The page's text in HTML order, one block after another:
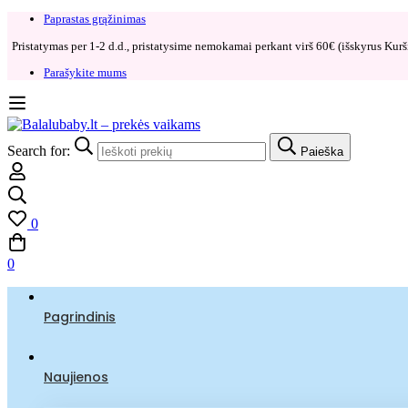
Paprastas grąžinimas​
Pristatymas per 1-2 d.d., pristatysime nemokamai perkant virš 60€ (išskyrus
Parašykite mums
Search for: Paieška
0
0
Pagrindinis
Naujienos